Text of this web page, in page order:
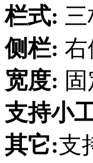
栏式:
侧栏: 右
宽度:
支持小
其它:支